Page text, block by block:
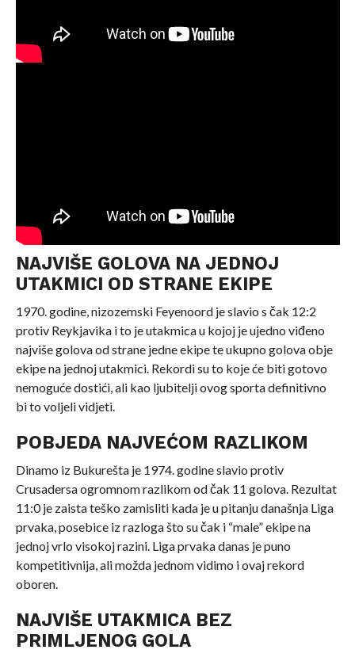
NAJVIŠE GOLOVA NA JEDNOJ
UTAKMICI OD STRANE EKIPE
1970. godine, nizozemski Feyenoord je slavio s čak 12:2
protiv Reykjavika i to je utakmica u kojoj je ujedno viđeno
najviše golova od strane jedne ekipe te ukupno golova obje
ekipe na jednoj utakmici. Rekordi su to koje će biti gotovo
nemoguće dostići, ali kao ljubitelji ovog sporta definitivno
bi to voljeli vidjeti.
POBJEDA NAJVEĆOM RAZLIKOM
Dinamo iz Bukurešta je 1974. godine slavio protiv
Crusadersa ogromnom razlikom od čak 11 golova. Rezultat
11:0 je zaista teško zamisliti kada je u pitanju današnja Liga
prvaka, posebice iz razloga što su čak i “male” ekipe na
jednoj vrlo visokoj razini. Liga prvaka danas je puno
kompetitivnija, ali možda jednom vidimo i ovaj rekord
oboren.
NAJVIŠE UTAKMICA BEZ
PRIMLJENOG GOLA